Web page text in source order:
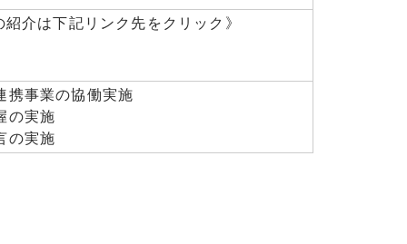
介は下記リンク先をクリック》
携事業の協働実施
の実施
の実施